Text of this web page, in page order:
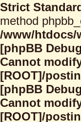
Strict
method
/www/htdocs/
[phpBB
Cannot
[ROOT]/
[phpBB
Cannot
[ROOT]/